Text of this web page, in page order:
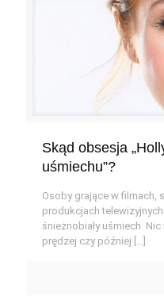
Skąd obsesja
uśmiechu”?
Osoby grające w filmach,
produkcjach
śnieżnobiały uśmiech.
prędzej czy później […]